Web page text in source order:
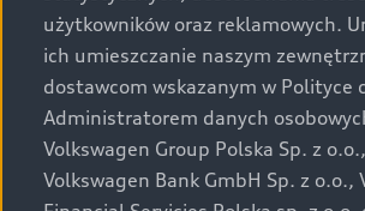
Audi zastrzega sobie możliwość
prezentowanych wersjach.
wyposażenia mogą różnić się od
przewidzianej na rynek polski.
mogą przedstawiać wyposażenie
za dopłatą. Wiążące ustalenie ceny,
użytkowników oraz reklamowych.
ich umieszczanie naszym
dostawcom wskazanym w Polityce
Administratorem danych
Volkswagen Group Polska Sp. z
Volkswagen Bank GmbH Sp. z o.o.,